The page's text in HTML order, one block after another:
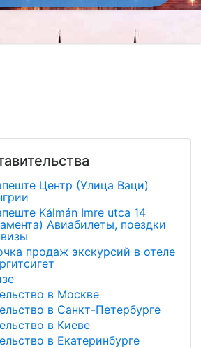
Центр (Улица Ваци)
Kálmán Imre utca 14
Авиабилеты, поездки
продаж экскурсий в отеле
в Москве
в Санкт-Петербурге
в Киеве
в Екатеринбурге